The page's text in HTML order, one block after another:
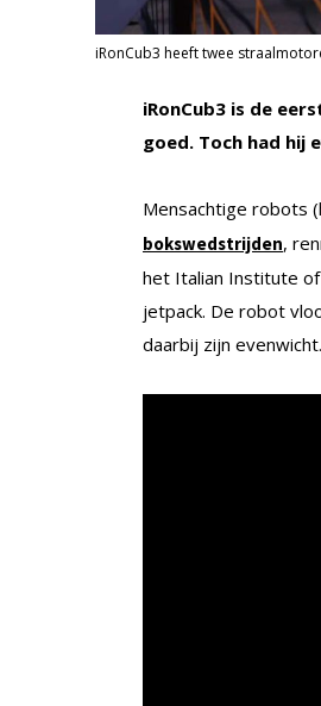
iRonCub3 heeft twee
iRonCub3 is de
goed. Toch had hij
Mensachtige robots
bokswedstrijden,
het Italian Institute
jetpack. De robot
daarbij zijn evenwicht.